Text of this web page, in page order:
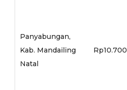
Panyabungan,
Kab. Mandailing
Natal
Rp10.700